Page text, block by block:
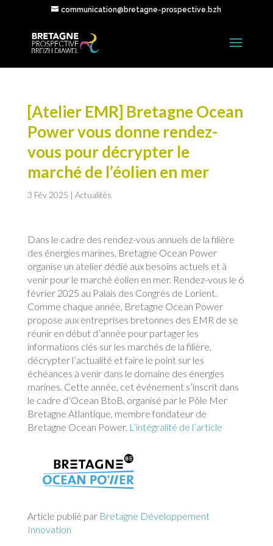
communication@bretagne-prospective.bzh
[Atelier EMR] Bretagne Ocean
Power vous donne rendez-
vous pour décrypter le
marché de l’éolien en mer
3 Fév 2025 | Actualités
Dans le cadre des rendez-vous annuels de la filière
des énergies marines, Bretagne Ocean Power
organise un atelier dédié aux besoins actuels et à
venir pour le marché éolien en mer. Rendez-vous le 6
février 2025 au Palais des Congrès de Lorient.
Comme chaque année, Bretagne Ocean Power
propose aux entreprises bretonnes des EMR de se
réunir en début d’année pour partager les
informations clés sur les marchés de la filière,
décrypter l’actualité et faire le point sur les
échéances à venir dans le domaine des énergies
marines. Cette année, cet événement s’inscrit dans
le cadre d’Ocean BtoB, organisé par le Pôle Mer
Bretagne Atlantique, membre fondateur de
Bretagne Ocean Power. L’intégralité de l’article
Article publié par Bretagne Développement
Innovation